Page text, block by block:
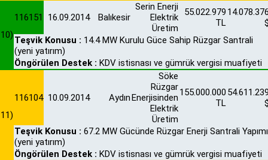
10)
116151 16.09.2014 Balıkesir
Serin Enerji
Elektrik
Üretim
55.022.979
TL
Teşvik Konusu : 14.4 MW Kurulu Güce Sahip Rüzgar Santrali
(yeni yatırım)
Öngörülen Destek : KDV istisnası ve gümrük vergisi muafiyeti
11)
116104 10.09.2014 Aydın
Söke
Rüzgar
Enerjisinden
Elektrik
Üretim
155.000.000
TL
Teşvik Konusu : 67.2 MW Gücünde Rüzgar Enerji Santrali Yapımı
(yeni yatırım)
Öngörülen Destek : KDV istisnası ve gümrük vergisi muafiyeti